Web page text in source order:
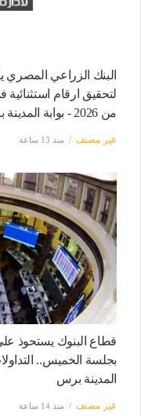
البنك الزراعي
لتحقيق ارقام
من 2026 - بوابة المدينة برس
غير مصنف منذ 13 ساعة
المدينة برس
غير مصنف منذ 14 ساعة